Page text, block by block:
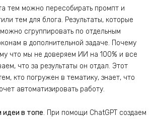
тем можно пересобирать промпт и
тем для блога. Результаты, которые
сгруппировать по отдельным
в дополнительной задаче. Почему
что мы не доверяем ИИ на 100% и все
что за результаты он отдал. Этот
кто погружен в тематику, знает, что
автоматизировать работу.
идеи в топе. При помощи ChatGPT создаем